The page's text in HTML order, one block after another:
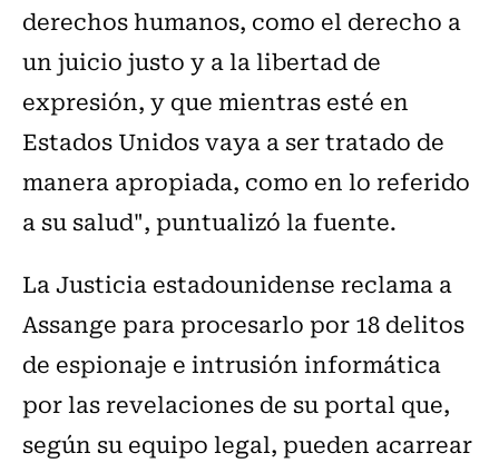
derechos humanos, como el derecho a
un juicio justo y a la libertad de
expresión, y que mientras esté en
Estados Unidos vaya a ser tratado de
manera apropiada, como en lo referido
a su salud", puntualizó la fuente.
La Justicia estadounidense reclama a
Assange para procesarlo por 18 delitos
de espionaje e intrusión informática
por las revelaciones de su portal que,
según su equipo legal, pueden acarrear